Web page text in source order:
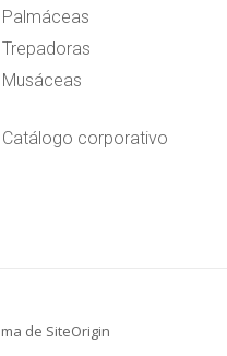
Palmáceas
Trepadoras
Musáceas
Catálogo corporativo
de SiteOrigin